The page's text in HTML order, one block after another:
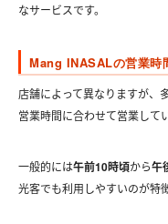
なサービスです。
Mang INASALの営業時
店舗によって異なりますが、
営業時間に合わせて営業して
一般的には午前10時頃から午
光客でも利用しやすいのが特徴